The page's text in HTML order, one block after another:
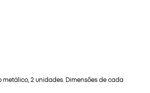
2 unidades. Dimensões de cada